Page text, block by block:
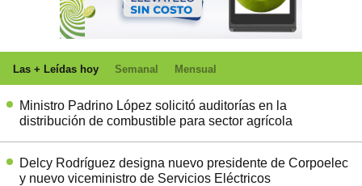
Las + Leídas hoy Semanal Mensual
Ministro Padrino López solicitó auditorías en la
distribución de combustible para sector agrícola
Delcy Rodríguez designa nuevo presidente de Corpoelec
y nuevo viceministro de Servicios Eléctricos